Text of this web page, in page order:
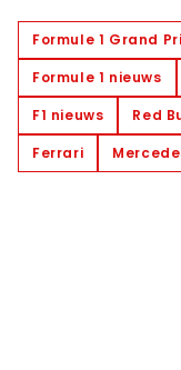
Formule 1 Grand
Formule 1 nieuws
F1 nieuws
Red
Ferrari